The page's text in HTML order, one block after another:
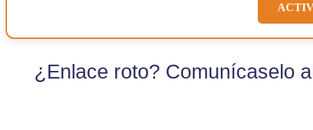
¿Enlace roto? Comunícaselo